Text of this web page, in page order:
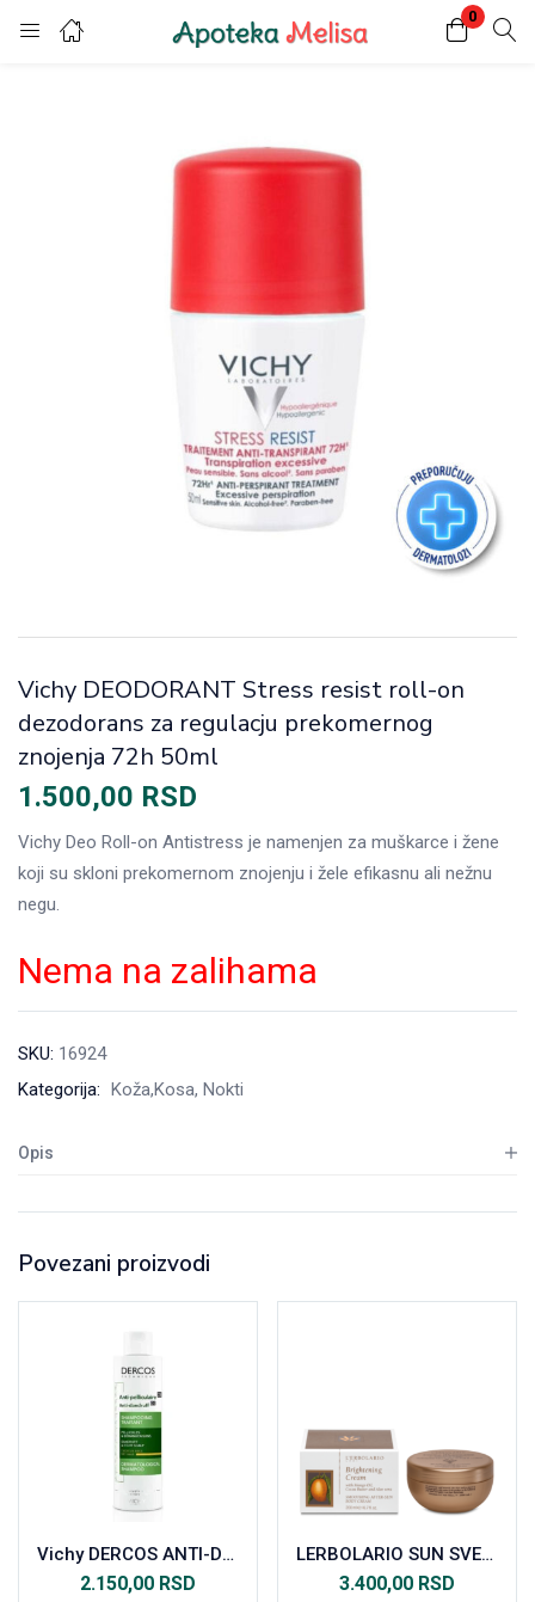
0
Login Register
Vichy DEODORANT Stress resist roll-on
dezodorans za regulacju prekomernog
znojenja 72h 50ml
1.500,00 RSD
Vichy Deo Roll-on Antistress je namenjen za muškarce i žene
koji su skloni prekomernom znojenju i žele efikasnu ali nežnu
negu.
Nema na zalihama
SKU: 16924
Kategorija: Koža,Kosa, Nokti
Opis
Povezani proizvodi
Vichy DERCOS ANTI-DANDRUFF šampon protiv peruti za suvu kosu 200 ml
2.150,00 RSD
LERBOLARIO SUN SVETLUCAJUĆA KREMA POSLE SUNČANJA 200ML
3.400,00 RSD